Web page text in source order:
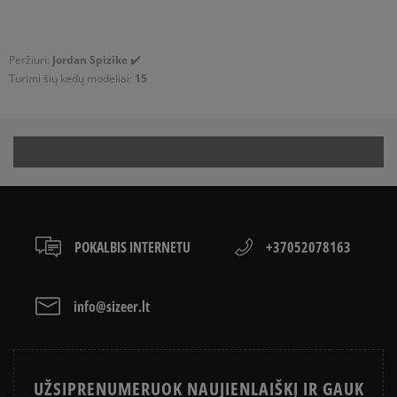
Peržiuri: Jordan Spizike ✔️
Turimi šių kedų modeliai: 15
POKALBIS INTERNETU +37052078163
info@sizeer.lt
UŽSIPRENUMERUOK NAUJIENLAIŠKĮ IR GAUK